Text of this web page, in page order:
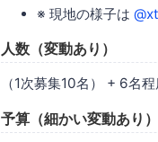
※ 現地の様子は
人数（変動あり）
（1次募集10名） + 6名
予算（細かい変動あり）